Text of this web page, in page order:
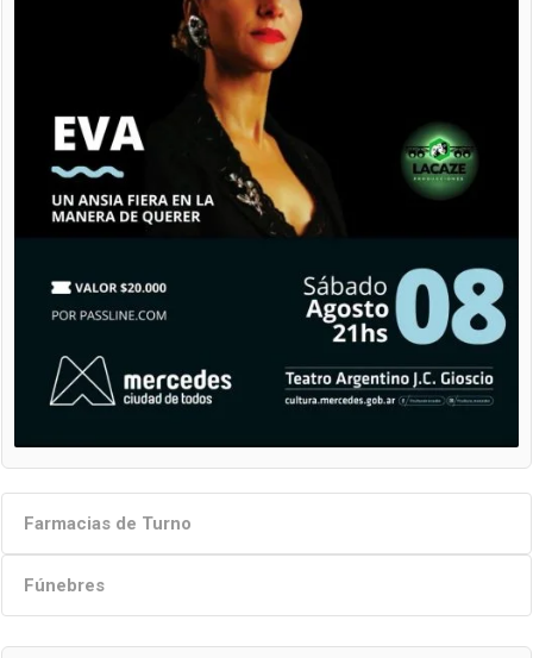
Farmacias de Turno
Fúnebres